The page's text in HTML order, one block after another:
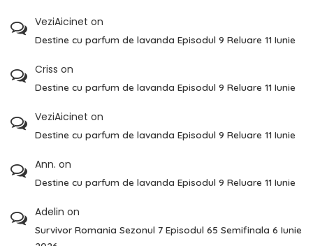
VeziAicinet on
Destine cu parfum de lavanda Episodul 9 Reluare 11 Iunie
Criss on
Destine cu parfum de lavanda Episodul 9 Reluare 11 Iunie
VeziAicinet on
Destine cu parfum de lavanda Episodul 9 Reluare 11 Iunie
Ann. on
Destine cu parfum de lavanda Episodul 9 Reluare 11 Iunie
Adelin on
Survivor Romania Sezonul 7 Episodul 65 Semifinala 6 Iunie